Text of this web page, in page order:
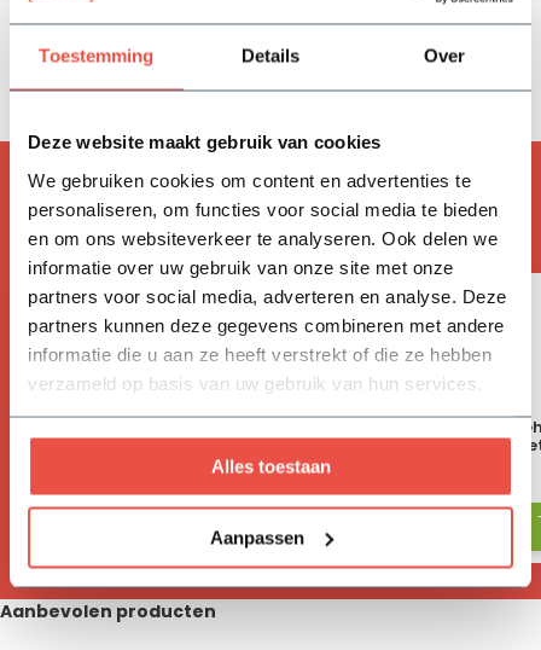
Toestemming Details Over
Deze website maakt gebruik van cookies
We gebruiken cookies om content en advertenties te
personaliseren, om functies voor social media te bieden
en om ons websiteverkeer te analyseren. Ook delen we
informatie over uw gebruik van onze site met onze
partners voor social media, adverteren en analyse. Deze
partners kunnen deze gegevens combineren met andere
informatie die u aan ze heeft verstrekt of die ze hebben
verzameld op basis van uw gebruik van hun services.
Alles toestaan
Aanpassen
Reviews
Delen
ACCESSOIRES
Handig om mee te bestellen
schaduwdoek <5 meter
43,65
Bevestiging set -
schaduwdoek >5
49,35
Aanbevolen producten